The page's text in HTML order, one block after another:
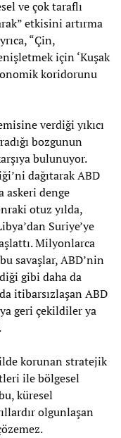
ve çok taraflı
etkisini artırma
“Çin,
için ‘Kuşak
koridorunu
verdiği yıkıcı
bozgunun
bulunuyor.
dağıtarak ABD
askeri denge
otuz yılda,
Suriye’ye
Milyonlarca
savaşlar, ABD’nin
gibi daha da
itibarsızlaşan ABD
geri çekildiler ya
korunan stratejik
ile bölgesel
küresel
olgunlaşan